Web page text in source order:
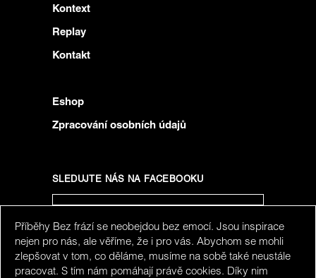
Kontext
Replay
Kontakt
Eshop
Zpracování osobních údajů
SLEDUJTE NÁS NA FACEBOOKU
SLEDUJTE NÁS NA INSTAGRAMU
Příběhy Bez frází se neobejdou bez emocí. Jsou inspirace
nejen pro nás, ale věříme, že i pro vás. Abychom se mohli
zlepšovat v tom, co děláme, musíme na sobě také neustále
pracovat. S tím nám pomáhají právě cookies. Díky nim